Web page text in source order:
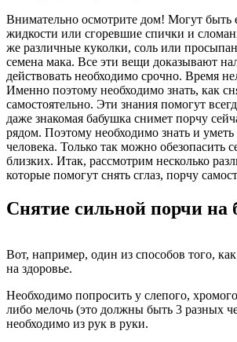
Внимательно осмотрите дом! Могут быть
жидкости или сгоревшие спички и
же различные куколки, соль или
семена мака. Все эти вещи доказывают
действовать необходимо срочно. Время
Именно поэтому необходимо знать, как
самостоятельно. Эти знания помогут
даже знакомая бабушка снимет порчу
рядом. Поэтому необходимо знать и уметь
человека. Только так можно обезопасить
близких. Итак, рассмотрим несколько
которые помогут снять сглаз, порчу
Снятие сильной порчи на
Вот, например, один из способов того, как
на здоровье.
Необходимо попросить у слепого,
либо мелочь (это должны быть 3 разных
необходимо из рук в руки.